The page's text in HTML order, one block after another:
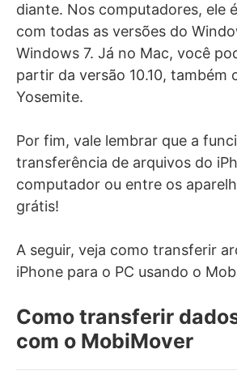
diante. Nos computadores, ele
com todas as versões do
Windows 7. Já no Mac, você
partir da versão 10.10, também
Yosemite.
Por fim, vale lembrar que a
transferência de arquivos do
computador ou entre os
grátis!
A seguir, veja como transferir
iPhone para o PC usando o
Como transferir
com o MobiMover